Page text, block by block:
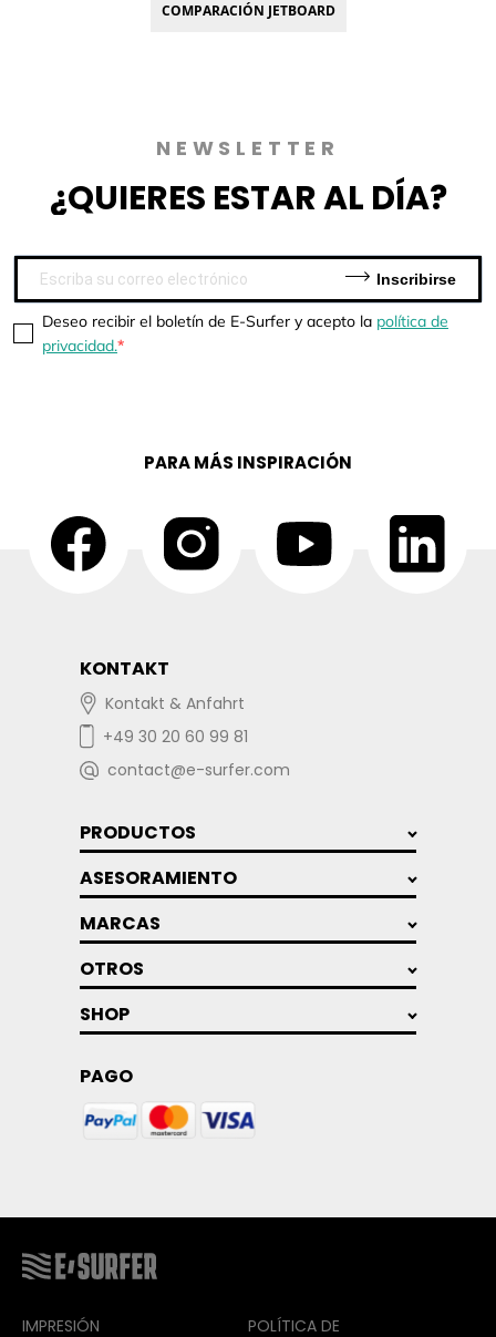
COMPARACIÓN JETBOARD
NEWSLETTER
¿QUIERES ESTAR AL DÍA?
Deseo recibir el boletín de E-Surfer y acepto la política de
privacidad.
Inscribirse
PARA MÁS INSPIRACIÓN
KONTAKT
Kontakt & Anfahrt
+49 30 20 60 99 81
contact@e-surfer.com
PRODUCTOS
ASESORAMIENTO
MARCAS
OTROS
SHOP
PAGO
IMPRESIÓN POLÍTICA DE